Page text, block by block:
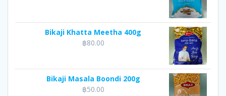
Bikaji Khatta Meetha 400g
฿80.00
Bikaji Masala Boondi 200g
฿50.00